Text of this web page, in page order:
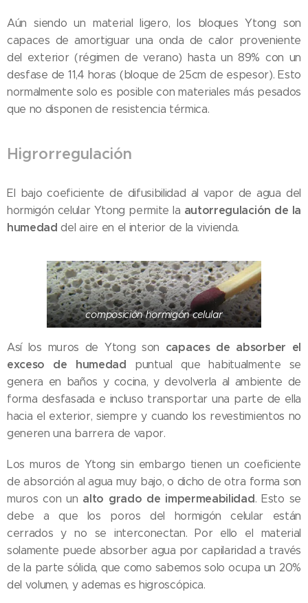
Aún siendo un material ligero, los bloques Ytong son
capaces de amortiguar una onda de calor proveniente
del exterior (régimen de verano) hasta un 89% con un
desfase de 11,4 horas (bloque de 25cm de espesor). Esto
normalmente solo es posible con materiales más pesados
que no disponen de resistencia térmica.
Higrorregulación
El bajo coeficiente de difusibilidad al vapor de agua del
hormigón celular Ytong permite la autorregulación de la
humedad del aire en el interior de la vivienda.
composición hormigón celular
Así los muros de Ytong son capaces de absorber el
exceso de humedad puntual que habitualmente se
genera en baños y cocina, y devolverla al ambiente de
forma desfasada e incluso transportar una parte de ella
hacia el exterior, siempre y cuando los revestimientos no
generen una barrera de vapor.
Los muros de Ytong sin embargo tienen un coeficiente
de absorción al agua muy bajo, o dicho de otra forma son
muros con un alto grado de impermeabilidad. Esto se
debe a que los poros del hormigón celular están
cerrados y no se interconectan. Por ello el material
solamente puede absorber agua por capilaridad a través
de la parte sólida, que como sabemos solo ocupa un 20%
del volumen, y ademas es higroscópica.